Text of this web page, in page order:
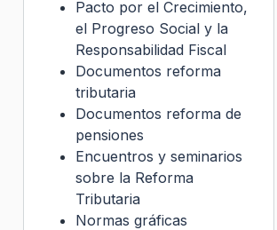
Pacto por el Crecimiento,
el Progreso Social y la
Responsabilidad Fiscal
Documentos reforma
tributaria
Documentos reforma de
pensiones
Encuentros y seminarios
sobre la Reforma
Tributaria
Normas gráficas